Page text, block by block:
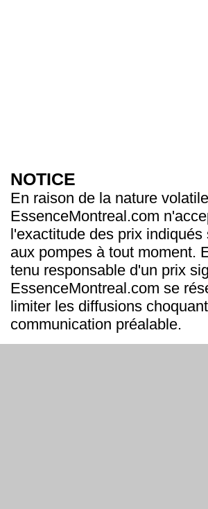
NOTICE
En raison de la nature
EssenceMontreal.com
l'exactitude des prix
aux pompes à tout moment.
tenu responsable d'un prix
EssenceMontreal.com se
limiter les diffusions
communication préalable.